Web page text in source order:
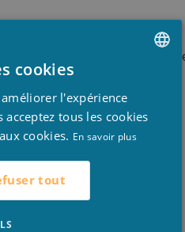
concentrer. En plus,
ENGLISH
cookies
l'expérience
tous les cookies
cookies. En savoir plus
tout